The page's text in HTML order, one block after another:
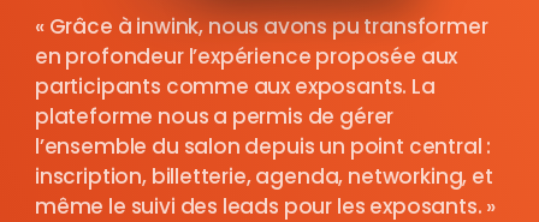
Grâce à inwink, nous avons pu transformer
en profondeur l’expérience proposée aux
participants comme aux exposants. La
plateforme nous a permis de gérer
l’ensemble du salon depuis un point central :
inscription, billetterie, agenda, networking, et
même le suivi des leads pour les exposants.